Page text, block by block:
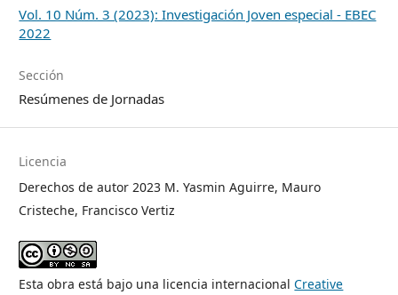
Vol. 10 Núm. 3 (2023): Investigación Joven especial - EBEC
2022
Sección
Resúmenes de Jornadas
Licencia
Derechos de autor 2023 M. Yasmin Aguirre, Mauro
Cristeche, Francisco Vertiz
Esta obra está bajo una licencia internacionalCreative